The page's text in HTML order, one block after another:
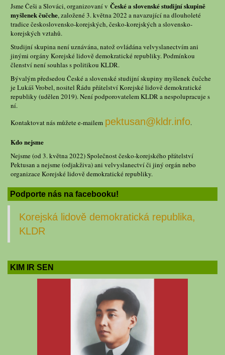
Jsme Češi a Slováci, organizovaní v České a slovenské studijní skupině
myšlenek čučche, založené 3. května 2022 a navazující na dlouholeté
tradice československo-korejských, česko-korejských a slovensko-
korejských vztahů.
Studijní skupina není uznávána, natož ovládána velvyslanectvím ani
jinými orgány Korejské lidově demokratické republiky. Podmínkou
členství není souhlas s politikou KLDR.
Bývalým předsedou České a slovenské studijní skupiny myšlenek čučche
je Lukáš Vrobel, nositel Řádu přátelství Korejské lidově demokratické
republiky (udělen 2019). Není podporovatelem KLDR a nespolupracuje s
ní.
Kontaktovat nás můžete e-mailem pektusan@kldr.info.
Kdo nejsme
Nejsme (od 3. května 2022) Společnost česko-korejského přátelství
Pektusan a nejsme (odjakživa) ani velvyslanectví či jiný orgán nebo
organizace Korejské lidově demokratické republiky.
Podporte nás na facebooku!
Korejská lidově demokratická republika,
KLDR
KIM IR SEN